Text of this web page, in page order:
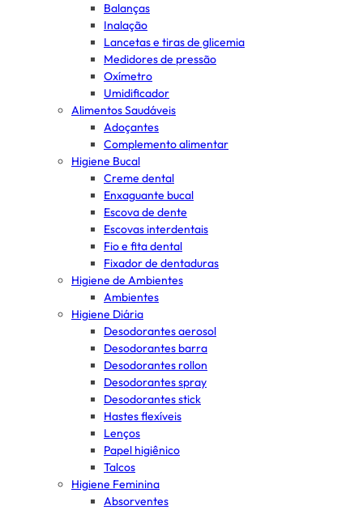
Balanças
Inalação
Lancetas e tiras de glicemia
Medidores de pressão
Oxímetro
Umidificador
Alimentos Saudáveis
Adoçantes
Complemento alimentar
Higiene Bucal
Creme dental
Enxaguante bucal
Escova de dente
Escovas interdentais
Fio e fita dental
Fixador de dentaduras
Higiene de Ambientes
Ambientes
Higiene Diária
Desodorantes aerosol
Desodorantes barra
Desodorantes rollon
Desodorantes spray
Desodorantes stick
Hastes flexíveis
Lenços
Papel higiênico
Talcos
Higiene Feminina
Absorventes